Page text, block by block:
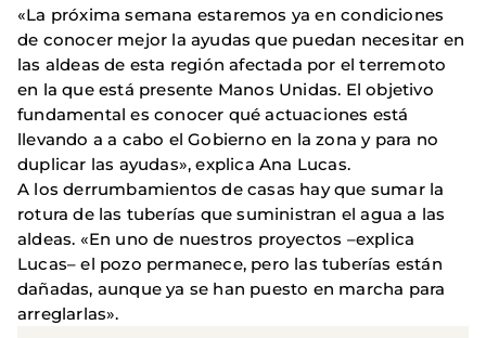
«La próxima semana estaremos ya en condiciones
de conocer mejor la ayudas que puedan necesitar en
las aldeas de esta región afectada por el terremoto
en la que está presente Manos Unidas. El objetivo
fundamental es conocer qué actuaciones está
llevando a a cabo el Gobierno en la zona y para no
duplicar las ayudas», explica Ana Lucas.
A los derrumbamientos de casas hay que sumar la
rotura de las tuberías que suministran el agua a las
aldeas. «En uno de nuestros proyectos –explica
Lucas– el pozo permanece, pero las tuberías están
dañadas, aunque ya se han puesto en marcha para
arreglarlas».